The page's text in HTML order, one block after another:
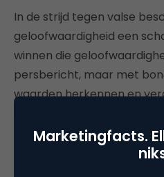
In de strijd tegen valse
geloofwaardigheid een
winnen die
persbericht, maar met
waarden herkennen en
merkwaarden consistent
te mobiliseren van
publieke debat en kan zo
Marketingfacts.